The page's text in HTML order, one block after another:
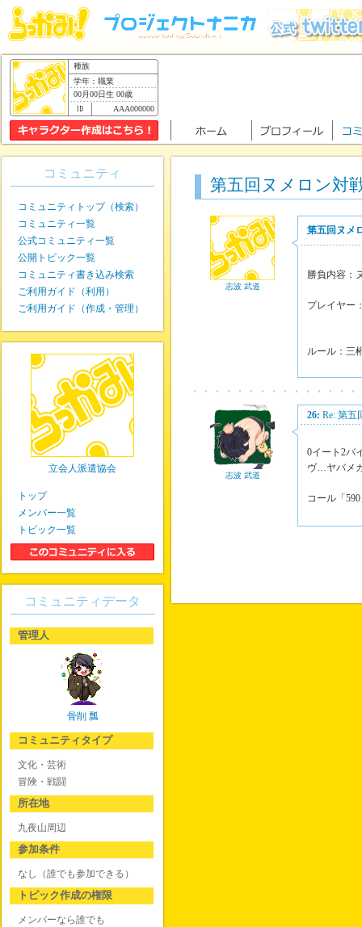
種族
学年：職業
00月00日生 00歳
AAA000000
第五回ヌメロン対
志波 武道
第五回ヌメ
勝負内容：
プレイヤ
ルール：三
志波 武道
26: Re: 第五
0イート2バ
ヴ…ヤバメ
コール「
コミュニティ
コミュニティトップ（検索）
コミュニティ一覧
公式コミュニティ一覧
公開トピック一覧
コミュニティ書き込み検索
ご利用ガイド（利用）
ご利用ガイド（作成・管理）
立会人派遣協会
トップ
メンバー一覧
トピック一覧
コミュニティデータ
管理人
骨削 瓢
コミュニティタイプ
文化・芸術
冒険・戦闘
所在地
九夜山周辺
参加条件
なし（誰でも参加できる）
トピック作成の権限
メンバーなら誰でも